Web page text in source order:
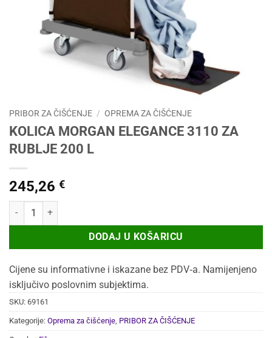
PRIBOR ZA ČIŠĆENJE / OPREMA ZA ČIŠĆENJE
KOLICA MORGAN ELEGANCE 3110 ZA
RUBLJE 200 L
245,26 €
KOLICA MORGAN ELEGANCE 3110 ZA RUBLJE 200 L količina
DODAJ U KOŠARICU
Cijene su informativne i iskazane bez PDV‑a. Namijenjeno
isključivo poslovnim subjektima.
SKU: 69161
Kategorije: Oprema za čišćenje PRIBOR ZA ČIŠĆENJE